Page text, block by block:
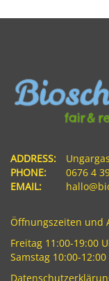
ADDRESS:
PHONE:
0676 4
EMAIL:
Öffnungszeiten und
Freitag 11:00-19:00
Samstag 10:00-